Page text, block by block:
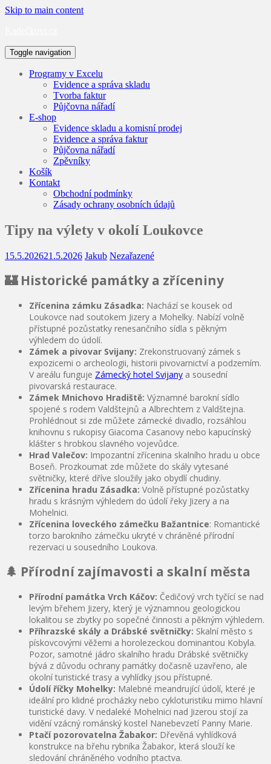
Skip to main content
Toggle navigation
Programy v Excelu
Evidence a správa skladu
Tvorba faktur
Půjčovna nářadí
E-shop
Evidence skladu a komisní prodej
Evidence a správa faktur
Půjčovna nářadí
Zpěvníky
Košík
Kontakt
Obchodní podmínky
Zásady ochrany osobních údajů
Tipy na výlety v okolí Loukovce
15.5.202621.5.2026 Jakub Nezařazené
🏰 Historické památky a zříceniny
Zřícenina zámku Zásadka: Nachází se kousek od
Loukovce nad soutokem Jizery a Mohelky. Nabízí volně
přístupné pozůstatky renesančního sídla s pěkným
výhledem do údolí.
Zámek a pivovar Svijany: Zrekonstruovaný zámek s
expozicemi o archeologii, historii pivovarnictví a podzemím.
V areálu funguje Zámecký hotel Svijany a sousední
pivovarská restaurace.
Zámek Mnichovo Hradiště: Významné barokní sídlo
spojené s rodem Valdštejnů a Albrechtem z Valdštejna.
Prohlédnout si zde můžete zámecké divadlo, rozsáhlou
knihovnu s rukopisy Giacoma Casanovy nebo kapucínský
klášter s hrobkou slavného vojevůdce.
Hrad Valečov: Impozantní zřícenina skalního hradu u obce
Boseň. Prozkoumat zde můžete do skály vytesané
světničky, které dříve sloužily jako obydlí chudiny.
Zřícenina hradu Zásadka: Volně přístupné pozůstatky
hradu s krásným výhledem do údolí řeky Jizery a na
Mohelnici.
Zřícenina loveckého zámečku Bažantnice: Romantické
torzo barokního zámečku ukryté v chráněné přírodní
rezervaci u sousedního Loukova.
🌲 Přírodní zajímavosti a skalní města
Přírodní památka Vrch Káčov: Čedičový vrch tyčící se nad
levým břehem Jizery, který je významnou geologickou
lokalitou se zbytky po sopečné činnosti a pěkným výhledem.
Příhrazské skály a Drábské světničky: Skalní město s
pískovcovými věžemi a horolezeckou dominantou Kobyla.
Pozor, samotné jádro skalního hradu Drábské světničky
bývá z důvodu ochrany památky dočasně uzavřeno, ale
okolní turistické trasy a vyhlídky jsou přístupné.
Údolí říčky Mohelky: Malebné meandrující údolí, které je
ideální pro klidné procházky nebo cykloturistiku mimo hlavní
turistické davy. V nedaleké Mohelnici nad Jizerou stojí za
vidění vzácný románský kostel Nanebevzetí Panny Marie.
Ptačí pozorovatelna Žabakor: Dřevěná vyhlídková
konstrukce na břehu rybníka Žabakor, která slouží ke
sledování chráněného vodního ptactva.